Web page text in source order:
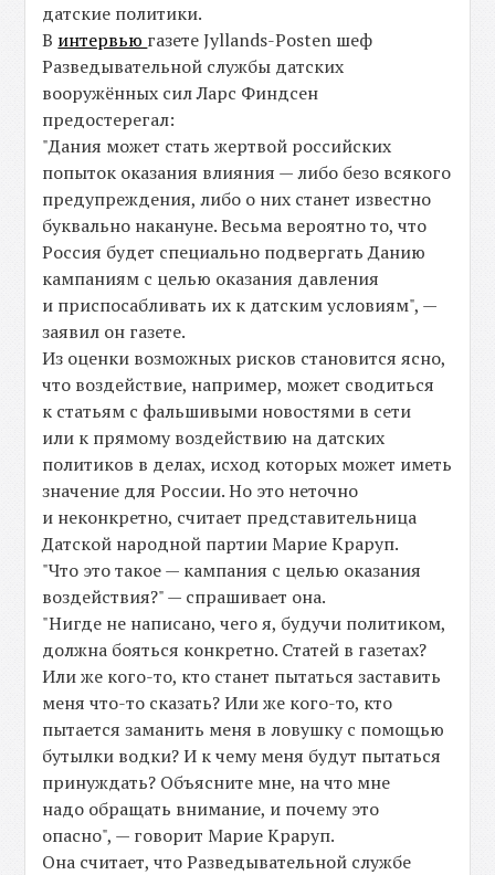
датские политики.
В интервью газете Jyllands-Posten шеф
Разведывательной службы датских
вооружённых сил Ларс Финдсен
предостерегал:
"Дания может стать жертвой российских
попыток оказания влияния — либо безо всякого
предупреждения, либо о них станет известно
буквально накануне. Весьма вероятно то, что
Россия будет специально подвергать Данию
кампаниям с целью оказания давления
и приспосабливать их к датским условиям", —
заявил он газете.
Из оценки возможных рисков становится ясно,
что воздействие, например, может сводиться
к статьям с фальшивыми новостями в сети
или к прямому воздействию на датских
политиков в делах, исход которых может иметь
значение для России. Но это неточно
и неконкретно, считает представительница
Датской народной партии Марие Краруп.
"Что это такое — кампания с целью оказания
воздействия?" — спрашивает она.
"Нигде не написано, чего я, будучи политиком,
должна бояться конкретно. Статей в газетах?
Или же кого-то, кто станет пытаться заставить
меня что-то сказать? Или же кого-то, кто
пытается заманить меня в ловушку с помощью
бутылки водки? И к чему меня будут пытаться
принуждать? Объясните мне, на что мне
надо обращать внимание, и почему это
опасно", — говорит Марие Краруп.
Она считает, что Разведывательной службе